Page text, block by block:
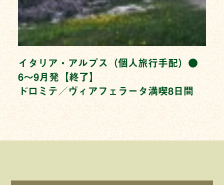
イタリア・アルプス（個人旅行手配）●
6〜9月発【終了】
ドロミテ／ヴィアフェラータ満喫8日間